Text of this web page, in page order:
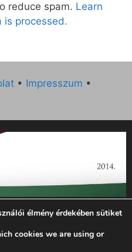
reduce spam. Learn
is processed.
• Impresszum •
2014. évi működésének
14-P-0121 sz. támogatási
Ft összegben támogatta az
Minisztériuma.”
élmény érdekében sütiket
cookies we are using or